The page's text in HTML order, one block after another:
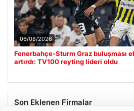
06/08/2026
Fenerbahçe-Sturm Graz buluşması
artırdı: TV100 reyting lideri oldu
Son Eklenen Firmalar